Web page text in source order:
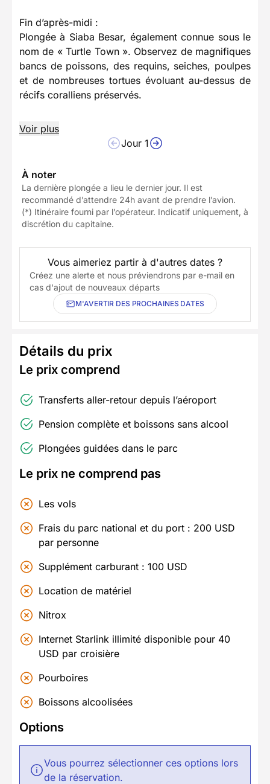
Fin d’après-midi :
Plongée à Siaba Besar, également connue sous le
nom de « Turtle Town ». Observez de magnifiques
bancs de poissons, des requins, seiches, poulpes
et de nombreuses tortues évoluant au-dessus de
récifs coralliens préservés.
Voir plus
Jour 1
À noter
La dernière plongée a lieu le dernier jour. Il est
recommandé d’attendre 24h avant de prendre l’avion.
(*) Itinéraire fourni par l’opérateur. Indicatif uniquement, à
discrétion du capitaine.
Vous aimeriez partir à d'autres dates ?
Créez une alerte et nous préviendrons par e-mail en
cas d'ajout de nouveaux départs
M'AVERTIR DES PROCHAINES DATES
Détails du prix
Le prix comprend
Transferts aller-retour depuis l’aéroport
Pension complète et boissons sans alcool
Plongées guidées dans le parc
Le prix ne comprend pas
Les vols
Frais du parc national et du port : 200 USD
par personne
Supplément carburant : 100 USD
Location de matériel
Nitrox
Internet Starlink illimité disponible pour 40
USD par croisière
Pourboires
Boissons alcoolisées
Options
Vous pourrez sélectionner ces options lors
de la réservation.